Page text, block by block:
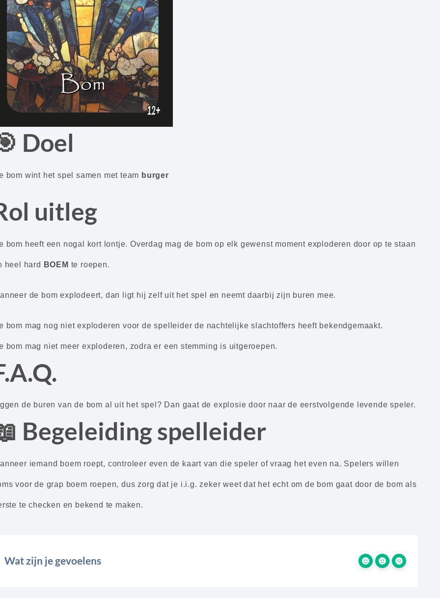
Doel
bom wint het spel samen met team burger
uitleg
bom heeft een nogal kort lontje. Overdag mag de bom op elk gewenst moment exploderen door op te staan
heel hard BOEM te roepen.
de bom explodeert, dan ligt hij zelf uit het spel en neemt daarbij zijn buren mee.
bom mag nog niet exploderen voor de spelleider de nachtelijke slachtoffers heeft bekendgemaakt.
bom mag niet meer exploderen, zodra er een stemming is uitgeroepen.
de buren van de bom al uit het spel? Dan gaat de explosie door naar de eerstvolgende levende speler.
Begeleiding spelleider
iemand boem roept, controleer even de kaart van die speler of vraag het even na. Spelers willen
voor de grap boem roepen, dus zorg dat je i.i.g. zeker weet dat het echt om de bom gaat door de bom als
te checken en bekend te maken.
Wat zijn je gevoelens